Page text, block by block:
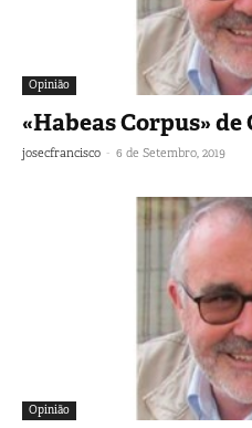
Opinião
«Habeas Corpus»
josecfrancisco - 6 de Setembro, 2019
Opinião